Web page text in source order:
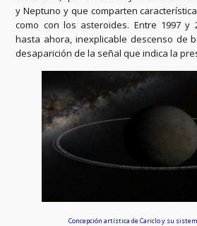
y Neptuno y que comparten
como con los asteroides. Entre 1997 y
hasta ahora, inexplicable descenso de
desaparición de la señal que indica la
Concepción artística de Cariclo y su